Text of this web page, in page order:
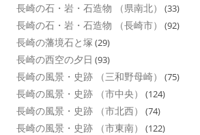
長崎の石・岩・石造物 （県南北） (33)
長崎の石・岩・石造物 （長崎市） (92)
長崎の藩境石と塚 (29)
長崎の西空の夕日 (93)
長崎の風景・史跡 （三和野母崎） (75)
長崎の風景・史跡 （市中央） (124)
長崎の風景・史跡 （市北西） (74)
長崎の風景・史跡 （市東南） (122)